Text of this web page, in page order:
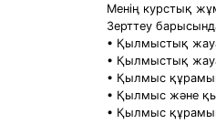
Менің курстық
Зерттеу
• Қылмыстық
• Қылмыстық
• Қылмыс
• Қылмыс және
• Қылмыс